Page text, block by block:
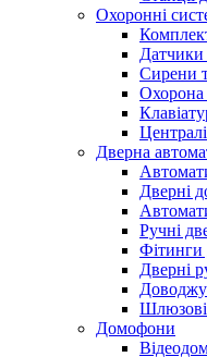
Охоронні
Датчики
Сирени
Охорона
Дверна
Дверні
Ручні
Фітинги
Дверні
Шлюзові
Домофони